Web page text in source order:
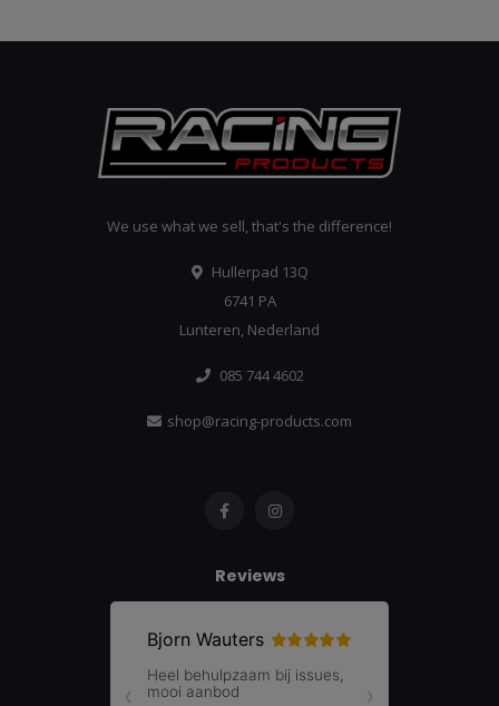
We use what we sell, that's the difference!
Hullerpad 13Q
6741 PA
Lunteren, Nederland
085 744 4602
shop@racing-products.com
Reviews